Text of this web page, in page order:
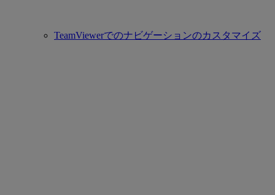
TeamViewerでのナビゲーションのカスタマイズ